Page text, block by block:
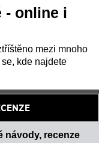
- online i
mezi mnoho
kde najdete
návody, recenze